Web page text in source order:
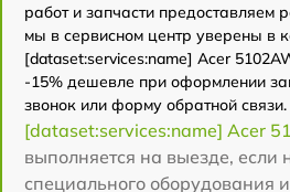
работ и запчасти
мы в сервисном центр уверены в
[dataset:services:name] Acer
-15% дешевле при оформлении
звонок или форму обратной связи.
[dataset:services:name] Acer
выполняется на выезде, если
специального оборудования